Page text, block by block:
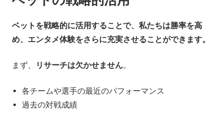
ベットを戦略的に活用することで、私たちは勝率を高
め、エンタメ体験をさらに充実させることができます。
まず、 リサーチは欠かせません。
各チームや選手の最近のパフォーマンス
過去の対戦成績